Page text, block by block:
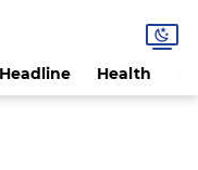
Headline Health